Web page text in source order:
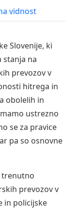
vidnost
Slovenije, ki
na
prevozov v
hitrega in
obolelih in
ustrezno
se za pravice
pa so osnovne
trenutno
prevozov v
in policijske